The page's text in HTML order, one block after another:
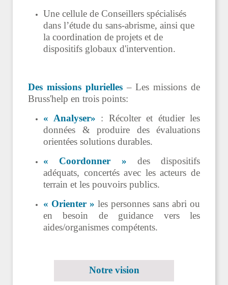
Une cellule de Conseillers spécialisés
dans l’étude du sans-abrisme, ainsi que
la coordination de projets et de
dispositifs globaux d'intervention.
Des missions plurielles– Les missions de
Bruss'help en trois points:
« Analyser» : Récolter et étudier les
données & produire des évaluations
orientées solutions durables.
« Coordonner »
des dispositifs
adéquats, concertés avec les acteurs de
terrain et les pouvoirs publics.
« Orienter » les personnes sans abri ou
en besoin de guidance vers les
aides/organismes compétents.
Notre vision